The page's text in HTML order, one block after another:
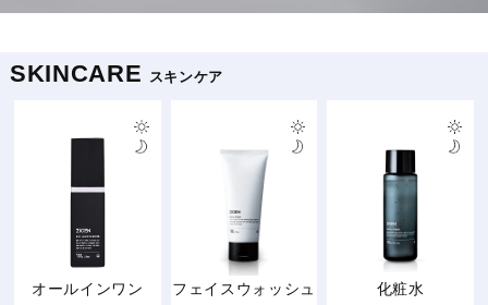
SKINCARE スキンケア
オールインワン
フェイスウォッシュ 化粧水